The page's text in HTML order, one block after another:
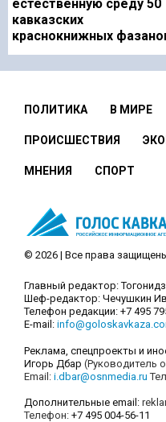
естественную среду 50
кавказских
краснокнижных
ПОЛИТИКА В МИРЕ
ПРОИСШЕСТВИЯ
МНЕНИЯ СПОРТ
© 2026 | Все права
Главный редактор:
Шеф-редактор: Чечушкин
Телефон редакции: +7 495
E-mail:
Реклама, спецпроекты и
Игорь Дбар (Руководитель
Email: i.dbar@osnmedia.ru
Дополнительные email:
Телефон: +7 495 004-56-11